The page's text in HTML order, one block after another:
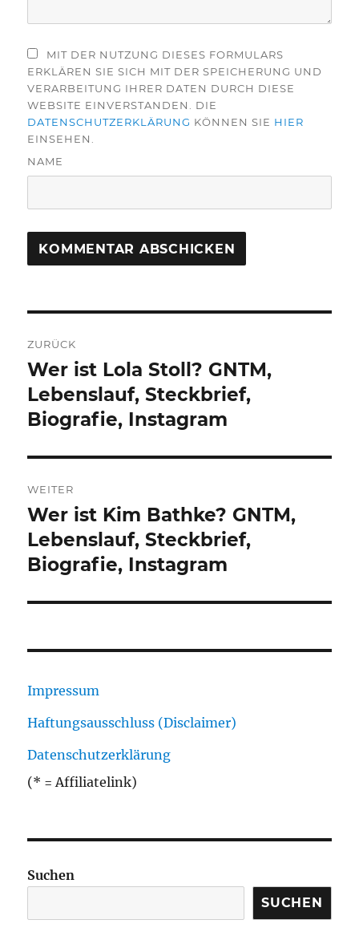
MIT DER NUTZUNG DIESES FORMULARS
ERKLÄREN SIE SICH MIT DER SPEICHERUNG UND
VERARBEITUNG IHRER DATEN DURCH DIESE
WEBSITE EINVERSTANDEN. DIE
DATENSCHUTZERKLÄRUNG KÖNNEN SIE HIER
EINSEHEN.
NAME
ZURÜCK
Vorheriger
Beitrag:
Wer ist Lola Stoll? GNTM,
Lebenslauf, Steckbrief,
Biografie, Instagram
WEITER
Nächster
Beitrag:
Wer ist Kim Bathke? GNTM,
Lebenslauf, Steckbrief,
Biografie, Instagram
Impressum
Haftungsausschluss (Disclaimer)
Datenschutzerklärung
(* = Affiliatelink)
Suchen
SUCHEN